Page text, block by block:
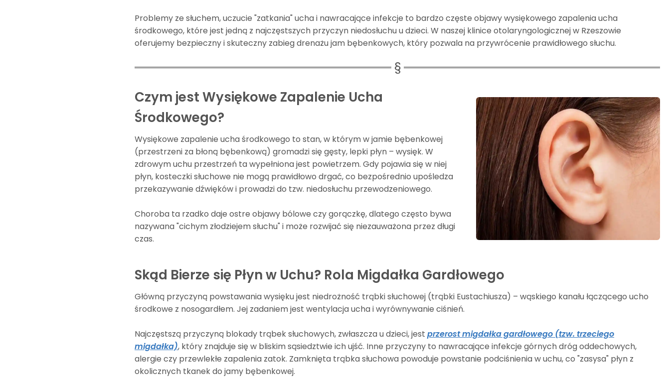
Problemy ze słuchem, uczucie "zatkania" ucha i nawracające infekcje to bardzo częste objawy wysiękowego zapalenia ucha
środkowego, które jest jedną z najczęstszych przyczyn niedosłuchu u dzieci. W naszej klinice otolaryngologicznej w Rzeszowie
oferujemy bezpieczny i skuteczny zabieg drenażu jam bębenkowych, który pozwala na przywrócenie prawidłowego słuchu.
Czym jest Wysiękowe Zapalenie Ucha
Środkowego?
Wysiękowe zapalenie ucha środkowego to stan, w którym w jamie bębenkowej
(przestrzeni za błoną bębenkową) gromadzi się gęsty, lepki płyn – wysięk. W
zdrowym uchu przestrzeń ta wypełniona jest powietrzem. Gdy pojawia się w niej
płyn, kosteczki słuchowe nie mogą prawidłowo drgać, co bezpośrednio upośledza
przekazywanie dźwięków i prowadzi do tzw. niedosłuchu przewodzeniowego.
Choroba ta rzadko daje ostre objawy bólowe czy gorączkę, dlatego często bywa
nazywana "cichym złodziejem słuchu" i może rozwijać się niezauważona przez długi
czas.
Skąd Bierze się Płyn w Uchu? Rola Migdałka Gardłowego
Główną przyczyną powstawania wysięku jest niedrożność trąbki słuchowej (trąbki Eustachiusza) – wąskiego kanału łączącego ucho
środkowe z nosogardłem. Jej zadaniem jest wentylacja ucha i wyrównywanie ciśnień.
Najczęstszą przyczyną blokady trąbek słuchowych, zwłaszcza u dzieci, jest przerost migdałka gardłowego (tzw. trzeciego
migdałka), który znajduje się w bliskim sąsiedztwie ich ujść. Inne przyczyny to nawracające infekcje górnych dróg oddechowych,
alergie czy przewlekłe zapalenia zatok. Zamknięta trąbka słuchowa powoduje powstanie podciśnienia w uchu, co "zasysa" płyn z
okolicznych tkanek do jamy bębenkowej.